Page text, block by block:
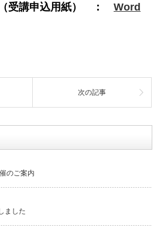
受講申込用紙） ： Word
次の記事
のご案内
ました